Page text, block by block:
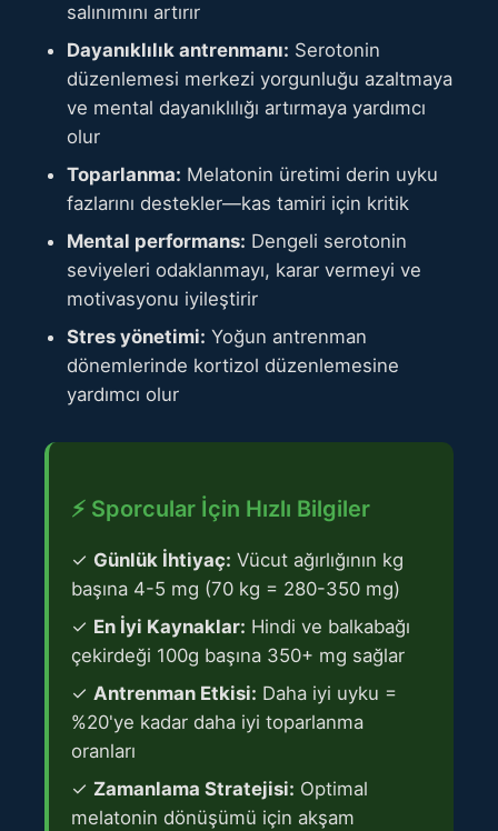
salınımını artırır
Dayanıklılık antrenmanı: Serotonin
düzenlemesi merkezi yorgunluğu azaltmaya
ve mental dayanıklılığı artırmaya yardımcı
olur
Toparlanma: Melatonin üretimi derin uyku
fazlarını destekler—kas tamiri için kritik
Mental performans: Dengeli serotonin
seviyeleri odaklanmayı, karar vermeyi ve
motivasyonu iyileştirir
Stres yönetimi: Yoğun antrenman
dönemlerinde kortizol düzenlemesine
yardımcı olur
⚡ Sporcular İçin Hızlı Bilgiler
✓ Günlük İhtiyaç: Vücut ağırlığının kg
başına 4-5 mg (70 kg = 280-350 mg)
✓ En İyi Kaynaklar: Hindi ve balkabağı
çekirdeği 100g başına 350+ mg sağlar
✓ Antrenman Etkisi: Daha iyi uyku =
%20'ye kadar daha iyi toparlanma
oranları
✓ Zamanlama Stratejisi: Optimal
melatonin dönüşümü için akşam